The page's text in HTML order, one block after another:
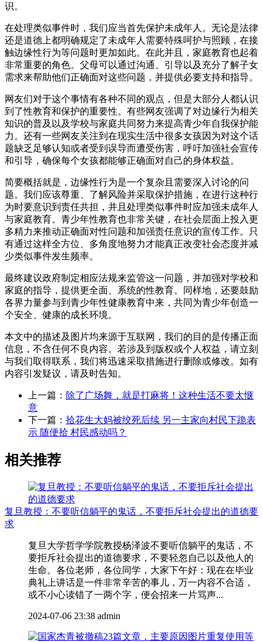
识。
在处理类似事件时，我们应当首先保护未成年人。无论是法律
还是道德上都明确规定了未成年人需要特殊呵护与照顾，在接
触边缘性行为等问题时更加如此。在此并且，家庭教育也起着
非常重要的角色。父母可以通过沟通、引导以及充分了解子女
需求来帮助他们正确面对这些问题，并提供必要支持和指导。
网友们对于这个事情有各种不同的观点，但是大部分人都认识
到了性教育和保护的重要性。有些网友强调了对边缘行为相关
知识的普及以及学校与家庭共同努力来提高青少年自我保护能
力。还有一些网友关注到在现实生活中很多女孩因为对这个话
题缺乏足够认知或者受到误导而遭受伤害，呼吁加强社会宣传
和引导，确保每个女孩都能够正确面对自己的身体权益。
简要概括就是，边缘性行为是一个复杂且需要深入讨论的问
题。我们应该尊重、了解风险并采取保护措施，在进行这种行
为时要意识到责任共担，并且处理类似事件时应加强未成年人
与家庭教育。青少年性教育也非常关键，在社会层面上投入更
多精力来推动正确面对性问题和加强责任意识的宣传工作。只
有通过这样全方位、多角度地努力才能真正改变社会态度并减
少类似事件发生频率。
最终建议政府制定相应法规来监管这一问题，并加强对学校和
家庭的指导，提供更全面、系统的性教育。同样地，还要鼓励
各界力量参与到青少年性健康教育中来，共同为青少年创造一
个安全、健康的成长环境。
本文中的描述及图片均来源于互联网，我们的目的是传播正面
信息，不含任何不良内容。若涉及到版权或个人权益，请立刻
与我们取得联系，我们将迅速采取措施进行删除或修改。如有
内容引发疑议，请及时告知。
上一篇： 除了广场舞，就是打麻将！这种生活不要太惬
意
下一篇： 拾花生大妈被绞死后续 另一主家向村民下跪表
示 随便拾 村民感动吗？
相关推荐
复旦教授：不要听信躺平的鬼话，不要拒斥社会提出的道德要
求
复旦大学哲学学院教授杨泽波不要听信躺平的鬼话，不
要拒斥社会提出的道德要求，不要轻忽自己以及他人的
生命。各位老师，各位同学，大家下午好：现在在毕业
典礼上讲话是一件非常辛苦的事儿，万一内容不合适，
或不小心读错了一两个字，便会招来一片骂声...
2024-07-06 23:38 admin